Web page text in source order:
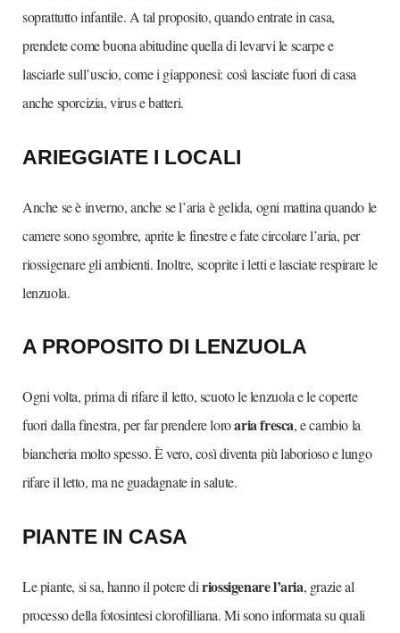
soprattutto infantile. A tal proposito, quando entrate in casa,
prendete come buona abitudine quella di levarvi le scarpe e
lasciarle sull’uscio, come i giapponesi: così lasciate fuori di casa
anche sporcizia, virus e batteri.
ARIEGGIATE I LOCALI
Anche se è inverno, anche se l’aria è gelida, ogni mattina quando le
camere sono sgombre, aprite le finestre e fate circolare l’aria, per
riossigenare gli ambienti. Inoltre, scoprite i letti e lasciate respirare le
lenzuola.
A PROPOSITO DI LENZUOLA
Ogni volta, prima di rifare il letto, scuoto le lenzuola e le coperte
fuori dalla finestra, per far prendere loroaria fresca, e cambio la
biancheria molto spesso. È vero, così diventa più laborioso e lungo
rifare il letto, ma ne guadagnate in salute.
PIANTE IN CASA
Le piante, si sa, hanno il potere diriossigenare l’aria, grazie al
processo della fotosintesi clorofilliana. Mi sono informata su quali